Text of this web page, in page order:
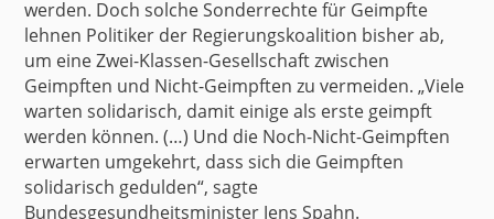
werden. Doch solche Sonderrechte für Geimpfte
lehnen Politiker der Regierungskoalition bisher ab,
um eine Zwei-Klassen-Gesellschaft zwischen
Geimpften und Nicht-Geimpften zu vermeiden. „Viele
warten solidarisch, damit einige als erste geimpft
werden können. (…) Und die Noch-Nicht-Geimpften
erwarten umgekehrt, dass sich die Geimpften
solidarisch gedulden“, sagte
Bundesgesundheitsminister Jens Spahn.